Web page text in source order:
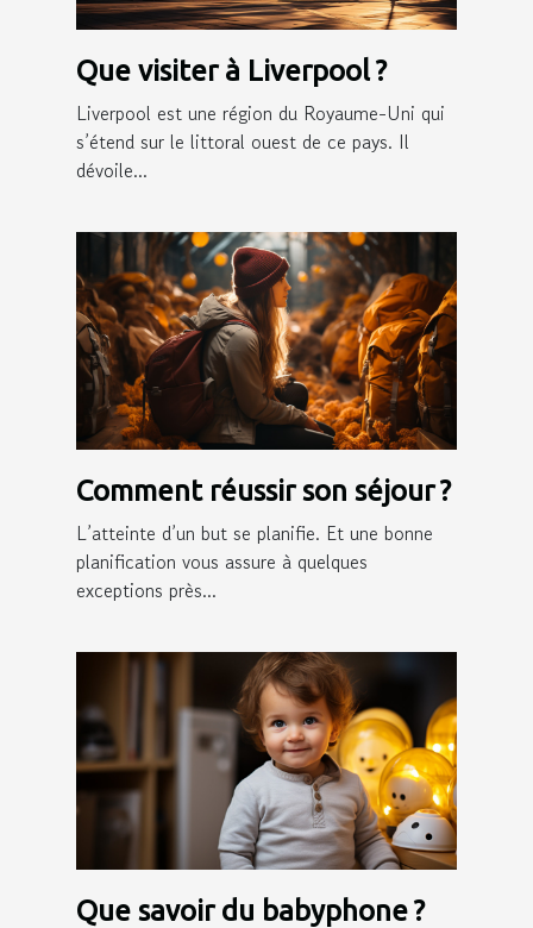
Que visiter à Liverpool ?
Liverpool est une région du Royaume-Uni qui
s’étend sur le littoral ouest de ce pays. Il
dévoile...
Comment réussir son séjour ?
L’atteinte d’un but se planifie. Et une bonne
planification vous assure à quelques
exceptions près...
Que savoir du babyphone ?